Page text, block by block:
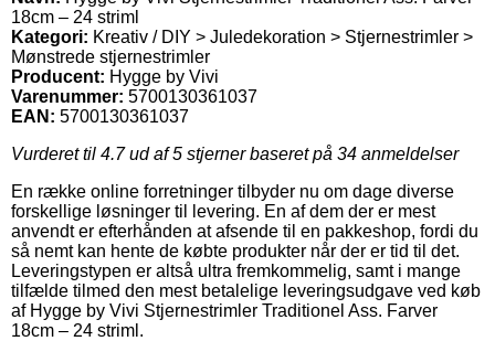
18cm – 24 striml
Kategori: Kreativ / DIY > Juledekoration > Stjernestrimler >
Mønstrede stjernestrimler
Producent: Hygge by Vivi
Varenummer: 5700130361037
EAN: 5700130361037
Vurderet til 4.7ud af 5 stjerner baseret på 34 anmeldelser
En række online forretninger tilbyder nu om dage diverse
forskellige løsninger til levering. En af dem der er mest
anvendt er efterhånden at afsende til en pakkeshop, fordi du
så nemt kan hente de købte produkter når der er tid til det.
Leveringstypen er altså ultra fremkommelig, samt i mange
tilfælde tilmed den mest betalelige leveringsudgave ved køb
af Hygge by Vivi Stjernestrimler Traditionel Ass. Farver
18cm – 24 striml.